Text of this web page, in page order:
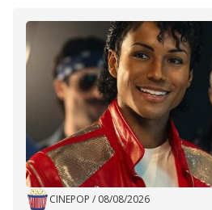
CINEPOP / 08/08/2026